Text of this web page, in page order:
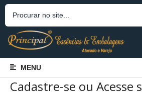
MENU
Cadastre-se ou Acesse